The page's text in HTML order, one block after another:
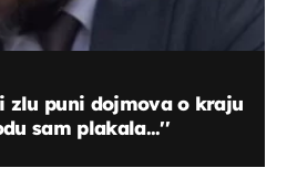
zlu puni dojmova o kraju
sam plakala...''